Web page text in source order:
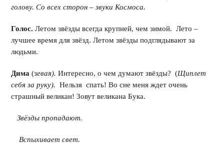
голову. Со всех сторон – звуки Космоса.
Голос. Летом звёзды всегда крупней, чем зимой. Лето –
лучшее время для звёзд. Летом звёзды подглядывают за
людьми.
Дима (зевая). Интересно, о чем думают звёзды? (Щиплет
себя за руку). Нельзя спать! Во сне меня ждет очень
страшный великан! Зовут великана Бука.
Звёзды пропадают.
Вспыхивает свет.